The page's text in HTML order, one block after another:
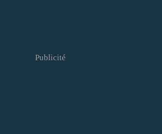
Publicité